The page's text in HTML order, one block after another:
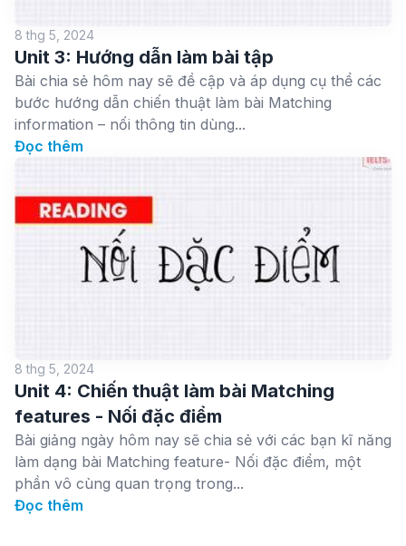
8 thg 5, 2024
Unit 3: Hướng dẫn làm bài tập
Bài chia sẻ hôm nay sẽ đề cập và áp dụng cụ thể các
bước hướng dẫn chiến thuật làm bài Matching
information – nối thông tin dùng...
Đọc thêm
8 thg 5, 2024
Unit 4: Chiến thuật làm bài Matching
features - Nối đặc điểm
Bài giảng ngày hôm nay sẽ chia sẻ với các bạn kĩ năng
làm dạng bài Matching feature- Nối đặc điểm, một
phần vô cùng quan trọng trong...
Đọc thêm